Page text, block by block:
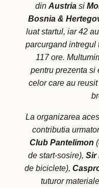
din Austriasi
Bosnia &
luat startul, iar 42
parcurgand intregul
117 ore.
pentru prezenta si
celor care au
La organizarea
contributia
Club Pantelimon
de start-sosire), Sir
de biciclete),
tuturor